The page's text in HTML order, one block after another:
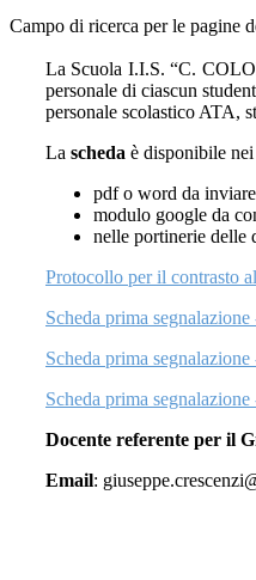
Campo di ricerca per le pagine
La Scuola I.I.S. “C.
personale di ciascun
personale scolastico ATA,
La scheda è disponibile
pdf o word da
modulo google da
nelle portinerie delle
Protocollo per il contrasto
Scheda prima
Scheda prima
Scheda prima
Docente referente per il
Email: